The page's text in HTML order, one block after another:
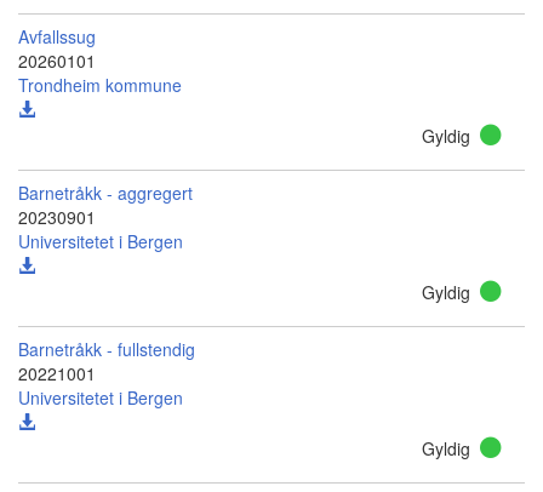
Avfallssug
20260101
Trondheim kommune
Gyldig
Barnetråkk - aggregert
20230901
Universitetet i Bergen
Gyldig
Barnetråkk - fullstendig
20221001
Universitetet i Bergen
Gyldig